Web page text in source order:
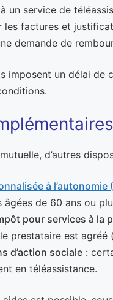
un service de
les factures et
demande de
imposent un délai de
d’autres
à l’autonomie
âgées de 60 ans ou
pour services à la
prestataire est
d’action sociale :
en téléassistance.